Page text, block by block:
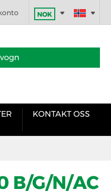
NOK
KONTAKT OSS
B/G/N/AC